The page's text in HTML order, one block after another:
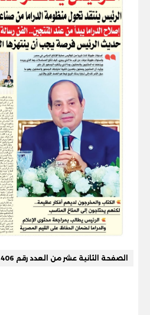
الصفحة الثانية عشر من العدد رقم 406 الصادر بتاريخ 27 مارس 2025